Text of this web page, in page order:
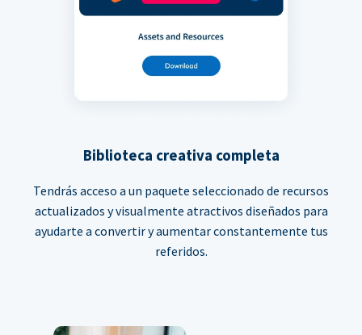
Biblioteca creativa completa
Tendrás acceso a un paquete seleccionado de recursos
actualizados y visualmente atractivos diseñados para
ayudarte a convertir y aumentar constantemente tus
referidos.